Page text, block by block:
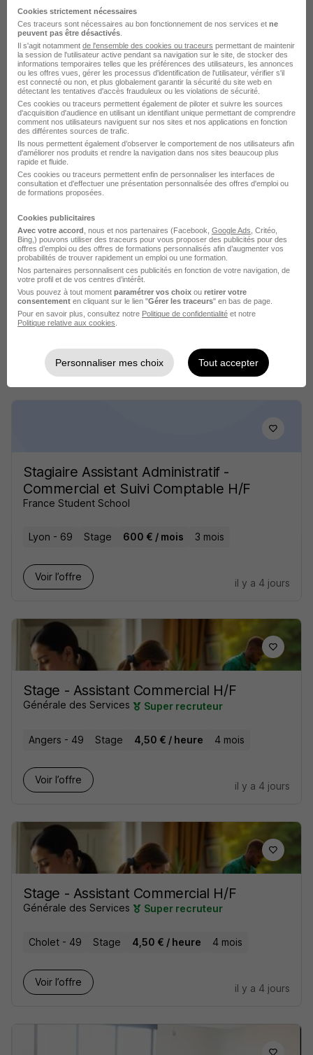
Stage - Assistant Commercial et
Administratif H/F
CFA INSTA
Paris - 75 Stage 2 mois
Voir l’offre
il y a 3 jours
Stagiaire Assistant Commercial -
Communication H/F
Docaposte
Sophia-Antipolis - 06 Stage
Voir l’offre
il y a 4 jours
Stagiaire Assistant Administratif -
Commercial et Suivi Comptable H/F
France Student School
Lyon - 69 Stage 600 € / mois 3 mois
Voir l’offre
il y a 4 jours
Stage - Assistant Commercial H/F
Générale des Services Super recruteur
Angers - 49 Stage 4,50 € / heure 4 mois
Voir l’offre
il y a 4 jours
Stage - Assistant Commercial H/F
Générale des Services Super recruteur
Cholet - 49 Stage 4,50 € / heure 4 mois
Voir l’offre
il y a 4 jours
Cookies strictement nécessaires
Ces traceurs sont nécessaires au bon fonctionnement de nos services et ne
peuvent pas être désactivés
Il s'agit notamment de l'ensemble des cookies ou traceurs permettant de maintenir
la session de l'utilisateur active pendant sa navigation sur le site, de stocker des
informations temporaires telles que les préférences des utilisateurs, les annonces
ou les offres vues, gérer les processus d'identification de l'utilisateur, vérifier s'il
est connecté ou non, et plus globalement garantir la sécurité du site web en
détectant les tentatives d'accès frauduleux ou les violations de sécurité.
Ces cookies ou traceurs permettent également de piloter et suivre les sources
d'acquisition d'audience en utilisant un identifiant unique permettant de comprendre
comment nos utilisateurs naviguent sur nos sites et nos applications en fonction
des différentes sources de trafic.
Ils nous permettent également d’observer le comportement de nos utilisateurs afin
d'améliorer nos produits et rendre la navigation dans nos sites beaucoup plus
rapide et fluide.
Ces cookies ou traceurs permettent enfin de personnaliser les interfaces de
consultation et d'effectuer une présentation personnalisée des offres d'emploi ou
de formations proposées.
Cookies publicitaires
Avec votre accord , nous et nos partenaires (Facebook, Google Ads , Critéo,
Bing,) pouvons utiliser des traceurs pour vous proposer des publicités pour des
offres d’emploi ou des offres de formations personnalisés afin d’augmenter vos
probabilités de trouver rapidement un emploi ou une formation.
Nos partenaires personnalisent ces publicités en fonction de votre navigation, de
votre profil et de vos centres d’intérêt.
Vous pouvez à tout moment paramétrer vos choix ou retirer votre
consentement en cliquant sur le lien "Gérer les traceurs" en bas de page.
Pour en savoir plus, consultez notre Politique de confidentialité et notre
Politique relative aux cookies
Personnaliser mes choix Tout accepter